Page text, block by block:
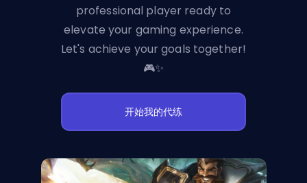
professional player ready to
elevate your gaming experience.
Let's achieve your goals together!
🎮✨
开始我的代练